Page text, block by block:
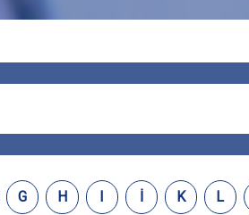
G H I İ K L